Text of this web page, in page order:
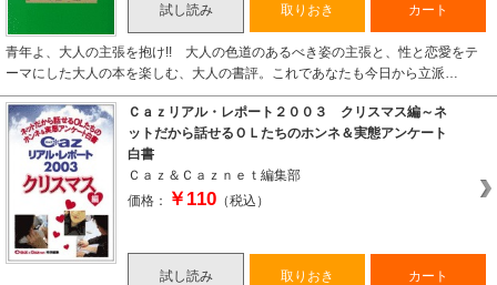
試し読み 取りおき カート
青年よ、大人の主張を抱け!! 大人の色道のあるべき姿の主張と、性と恋愛をテ
ーマにした大人の本を楽しむ、大人の書評。これであなたも今日から立派…
Ｃａｚリアル・レポート２００３ クリスマス編～ネ
ットだから話せるＯＬたちのホンネ＆実態アンケート
白書
Ｃａｚ＆Ｃａｚｎｅｔ編集部
価格：
￥110 （税込）
試し読み 取りおき カート